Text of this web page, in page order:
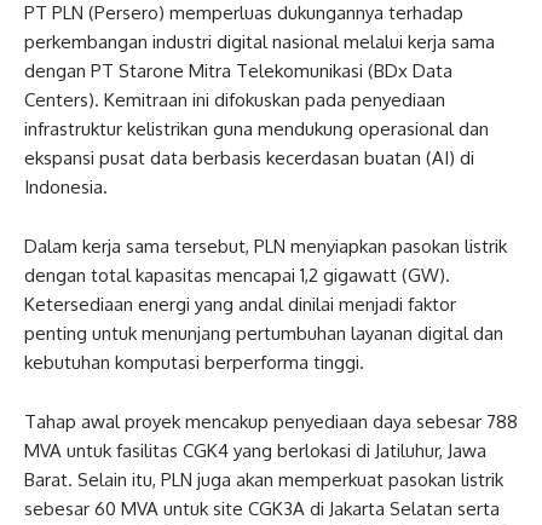
PT PLN (Persero) memperluas dukungannya terhadap
perkembangan industri digital nasional melalui kerja sama
dengan PT Starone Mitra Telekomunikasi (BDx Data
Centers). Kemitraan ini difokuskan pada penyediaan
infrastruktur kelistrikan guna mendukung operasional dan
ekspansi pusat data berbasis kecerdasan buatan (AI) di
Indonesia.
Dalam kerja sama tersebut, PLN menyiapkan pasokan listrik
dengan total kapasitas mencapai 1,2 gigawatt (GW).
Ketersediaan energi yang andal dinilai menjadi faktor
penting untuk menunjang pertumbuhan layanan digital dan
kebutuhan komputasi berperforma tinggi.
Tahap awal proyek mencakup penyediaan daya sebesar 788
MVA untuk fasilitas CGK4 yang berlokasi di Jatiluhur, Jawa
Barat. Selain itu, PLN juga akan memperkuat pasokan listrik
sebesar 60 MVA untuk site CGK3A di Jakarta Selatan serta